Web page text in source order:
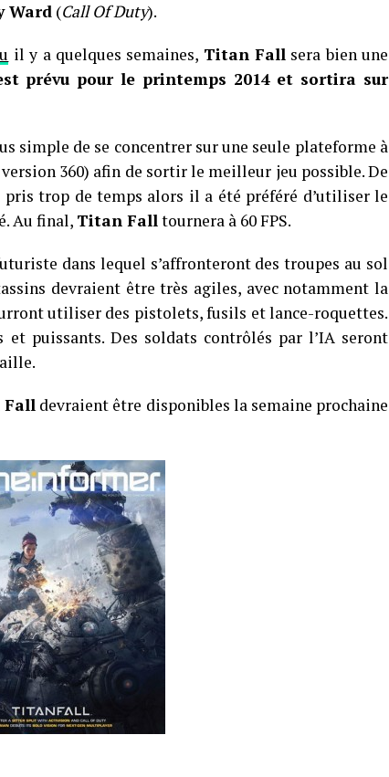
Ward (Call Of Duty).
il y a quelques semaines, Titan Fallsera bien une
prévu pour le printemps 2014 et sortira sur
simple de se concentrer sur une seule plateforme à
360) afin de sortir le meilleur jeu possible. De
trop de temps alors il a été préféré d’utiliser le
Au final, Titan Falltournera à 60 FPS.
dans lequel s’affronteront des troupes au sol
devraient être très agiles, avec notamment la
utiliser des pistolets, fusils et lance-roquettes.
puissants. Des soldats contrôlés par l’IA seront
Fall devraient être disponibles la semaine prochaine